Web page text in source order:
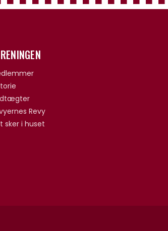
Revy
sker i huset